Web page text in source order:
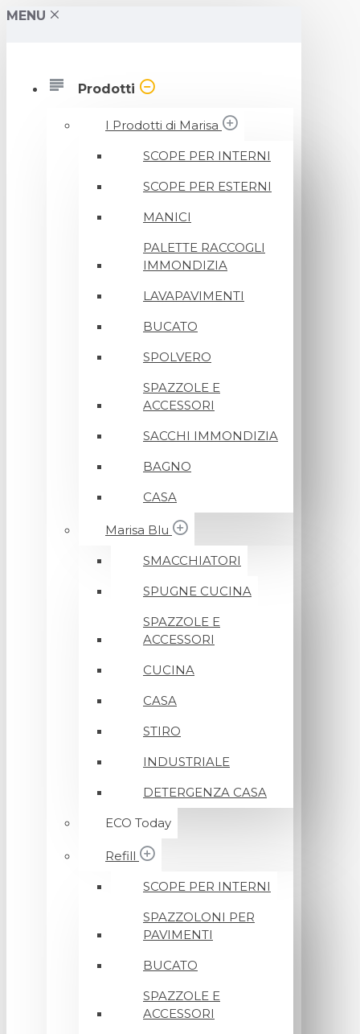
MENU
Prodotti
I Prodotti di Marisa
SCOPE PER INTERNI
SCOPE PER ESTERNI
MANICI
PALETTE RACCOGLI
IMMONDIZIA
LAVAPAVIMENTI
BUCATO
SPOLVERO
SPAZZOLE E
ACCESSORI
SACCHI IMMONDIZIA
BAGNO
CASA
Marisa Blu
SMACCHIATORI
SPUGNE CUCINA
SPAZZOLE E
ACCESSORI
CUCINA
CASA
STIRO
INDUSTRIALE
DETERGENZA CASA
ECO Today
Refill
SCOPE PER INTERNI
SPAZZOLONI PER
PAVIMENTI
BUCATO
SPAZZOLE E
ACCESSORI